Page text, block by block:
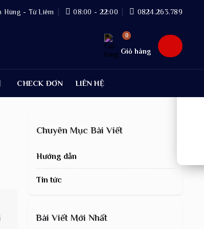
Hùng - Từ Liêm 08:00 - 22:00 0824.263.789
Giỏ hàng
CHECK ĐƠN LIÊN HỆ
Chuyên Mục Bài Viết
Hướng dẫn
Tin tức
Bài Viết Mới Nhất